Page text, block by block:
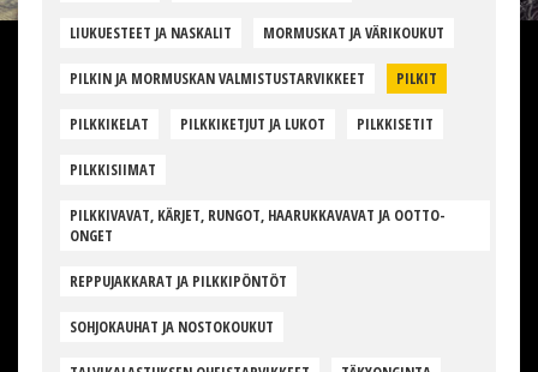
LIUKUESTEET JA NASKALIT MORMUSKAT JA VÄRIKOUKUT
PILKIN JA MORMUSKAN VALMISTUSTARVIKKEET PILKIT
PILKKIKELAT PILKKIKETJUT JA LUKOT PILKKISETIT
PILKKISIIMAT
PILKKIVAVAT, KÄRJET, RUNGOT, HAARUKKAVAVAT JA OOTTO-
ONGET
REPPUJAKKARAT JA PILKKIPÖNTÖT
SOHJOKAUHAT JA NOSTOKOUKUT